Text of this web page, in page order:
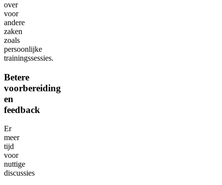
over
voor
andere
zaken
zoals
persoonlijke
trainingssessies.
Betere
voorbereiding
en
feedback
Er
meer
tijd
voor
nuttige
discussies